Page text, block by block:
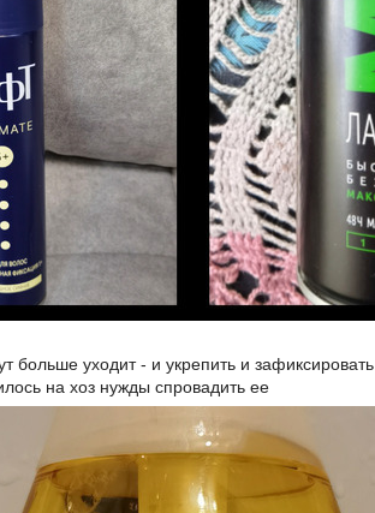
уходит - и укрепить и зафиксировать
на хоз нужды спровадить ее